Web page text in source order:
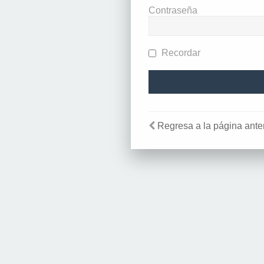
Contraseña
Recordar
Regresa a la página